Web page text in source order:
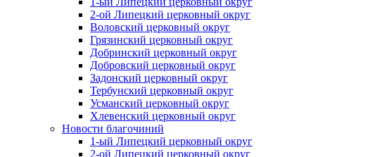
2-ой Липецкий церковный округ
Воловский церковный округ
Грязинский церковный округ
Добринский церковный округ
Добровский церковный округ
Задонский церковный округ
Тербунский церковный округ
Усманский церковный округ
Хлевенский церковный округ
Новости благочиний
1-ый Липецкий церковный округ
2-ой Липецкий церковный округ